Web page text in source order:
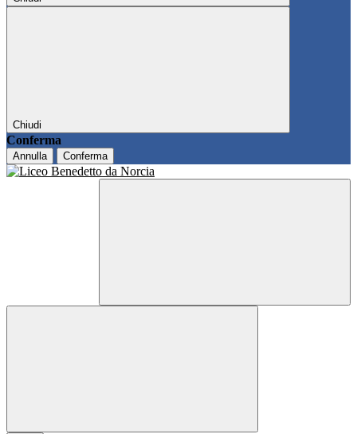
Chiudi
Conferma
Annulla Conferma